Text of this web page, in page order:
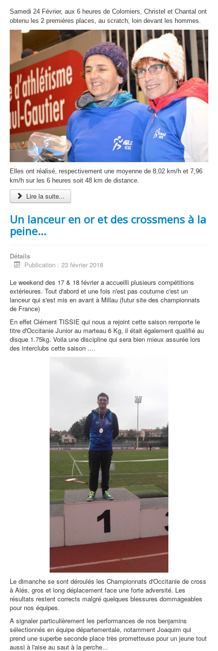
Samedi 24 Février, aux 6 heures de Colomiers, Christel et Chantal ont
obtenu les 2 premières places, au scratch, loin devant les hommes.
Elles ont réalisé, respectivement une moyenne de 8,02 km/h et 7,96
km/h sur les 6 heures soit 48 km de distance.
Lire la suite...
Un lanceur en or et des crossmens à la
peine...
Détails
Publication : 23 février 2018
Le weekend des 17 & 18 février a accueilli plusieurs compétitions
extérieures. Tout d'abord et une fois n'est pas coutume c'est un
lanceur qui s'est mis en avant à Millau (futur site des championnats
de France)
En effet Clément TISSIE qui nous a rejoint cette saison remporte le
titre d'Occitanie Junior au marteau 6 Kg, il était également qualifié au
disque 1.75kg. Voila une discipline qui sera bien mieux assurée lors
des interclubs cette saison ....
Le dimanche se sont déroulés les Championnats d'Occitanie de cross
à Alés, gros et long déplacement face une forte adversité. Les
résultats restent corrects malgré quelques blessures dommageables
pour nos équipes.
A signaler particulièrement les performances de nos benjamins
sélectionnés en équipe départementale, notamment Joaquim qui
prend une superbe seconde place très prometteuse pour un jeune tout
aussi à l'aise au saut à la perche...